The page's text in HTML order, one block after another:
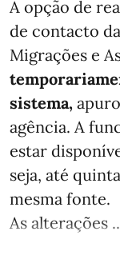
A opção de
de contacto
Migrações e
sistema,
agência. A
estar
seja, até
mesma fonte.
As alterações